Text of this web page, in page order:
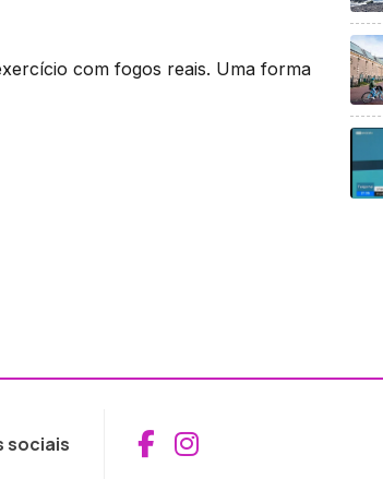
com fogos reais. Uma forma
sociais Aceder ao
Aceder ao